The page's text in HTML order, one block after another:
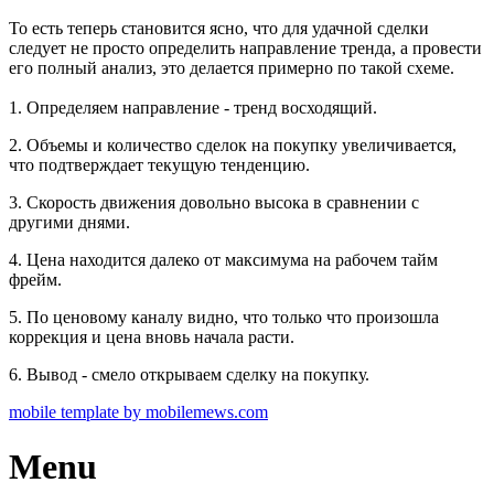
То есть теперь становится ясно, что для удачной сделки
следует не просто определить направление тренда, а провести
его полный анализ, это делается примерно по такой схеме.
1. Определяем направление - тренд восходящий.
2. Объемы и количество сделок на покупку увеличивается,
что подтверждает текущую тенденцию.
3. Скорость движения довольно высока в сравнении с
другими днями.
4. Цена находится далеко от максимума на рабочем тайм
фрейм.
5. По ценовому каналу видно, что только что произошла
коррекция и цена вновь начала расти.
6. Вывод - смело открываем сделку на покупку.
mobile template by mobilemews.com
Menu